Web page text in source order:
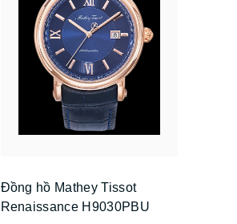
Đồng hồ Mathey Tissot
Renaissance H9030PBU